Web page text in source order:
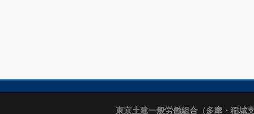
東京土建一般労働組合（多摩・稲城支